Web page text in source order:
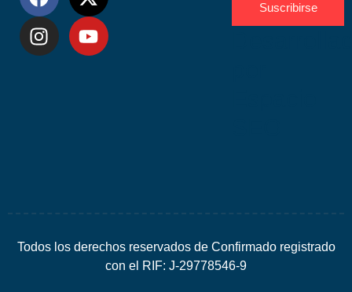
Suscribirse
Todos los derechos reservados de Confirmado registrado
con el RIF: J-29778546-9